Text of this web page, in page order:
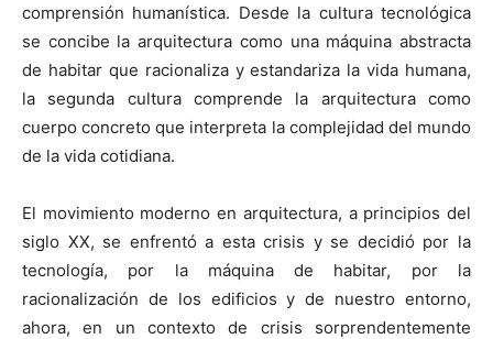
comprensión humanística. Desde la cultura tecnológica
se concibe la arquitectura como una máquina abstracta
de habitar que racionaliza y estandariza la vida humana,
la segunda cultura comprende la arquitectura como
cuerpo concreto que interpreta la complejidad del mundo
de la vida cotidiana.
El movimiento moderno en arquitectura, a principios del
siglo XX, se enfrentó a esta crisis y se decidió por la
tecnología, por la máquina de habitar, por la
racionalización de los edificios y de nuestro entorno,
ahora, en un contexto de crisis sorprendentemente